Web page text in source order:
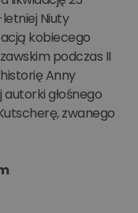
Niuty
kobiecego
podczas II
Anny
głośnego
zwanego